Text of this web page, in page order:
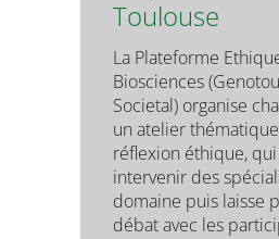
Toulouse
La Plateforme
Biosciences
Societal) organise
un atelier
réflexion éthique,
intervenir des
domaine puis laisse
débat avec les